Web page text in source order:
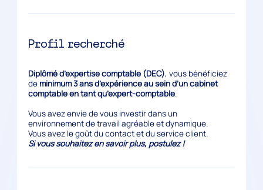
Profil recherché
Diplômé d’expertise comptable (DEC), vous bénéficiez
de minimum 3 ans d’expérience au sein d’un cabinet
comptable en tant qu’expert-comptable.
Vous avez envie de vous investir dans un
environnement de travail agréable et dynamique.
Vous avez le goût du contact et du service client.
Si vous souhaitez en savoir plus, postulez !